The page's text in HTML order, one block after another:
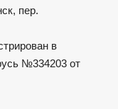
пер.
в
№334203 от